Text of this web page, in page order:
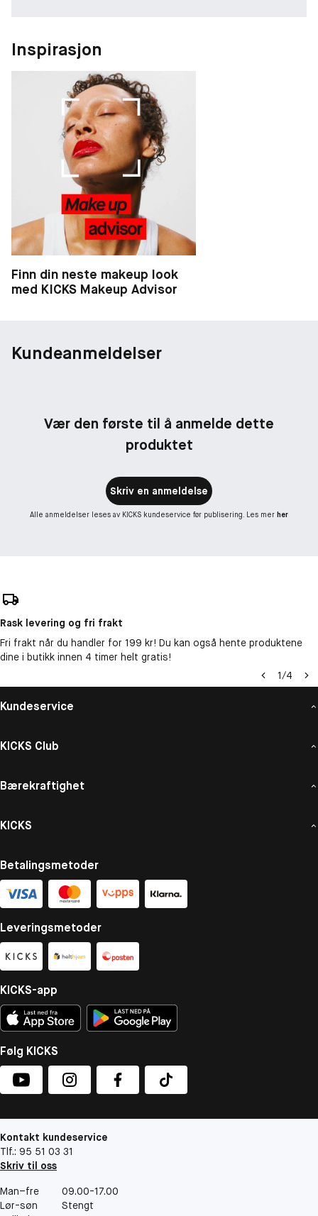
Inspirasjon
Finn din neste makeup look
med KICKS Makeup Advisor
Kundeanmeldelser
Vær den første til å anmelde dette
produktet
Skriv en anmeldelse
Alle anmeldelser leses av KICKS kundeservice før publisering. Les mer her
Rask levering og fri frakt
Fri frakt når du handler for 199 kr! Du kan også hente produktene
dine i butikk innen 4 timer helt gratis!
1/4
Kundeservice
KICKS Club
Bærekraftighet
KICKS
Betalingsmetoder
Leveringsmetoder
KICKS-app
Følg KICKS
Kontakt kundeservice
Tlf.: 95 51 03 31
Skriv til oss
Man–fre
09.00-17.00
Lør-søn
Stengt